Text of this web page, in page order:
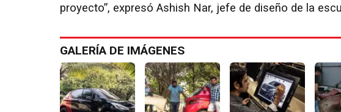
proyecto”, expresó Ashish Nar, jefe de diseño de la
GALERÍA DE IMÁGENES